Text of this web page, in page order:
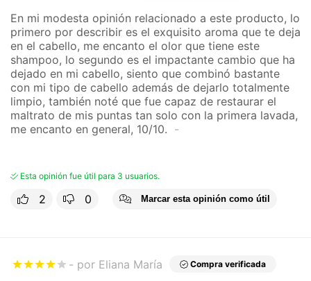
En mi modesta opinión relacionado a este producto, lo
primero por describir es el exquisito aroma que te deja
en el cabello, me encanto el olor que tiene este
shampoo, lo segundo es el impactante cambio que ha
dejado en mi cabello, siento que combinó bastante
con mi tipo de cabello además de dejarlo totalmente
limpio, también noté que fue capaz de restaurar el
maltrato de mis puntas tan solo con la primera lavada,
me encanto en general, 10/10.
Esta opinión fue útil para 3 usuarios.
2 0 Marcar esta opinión como útil
por Eliana María Compra verificada